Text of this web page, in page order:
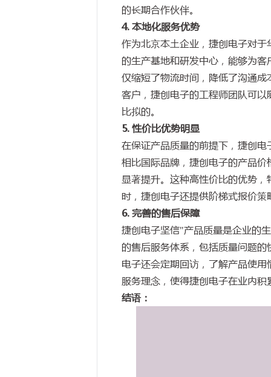
的长期合作伙伴。
4. 本地化服务优势
作为北京本土企业，捷创电子对
的生产基地和研发中心，能够为
仅缩短了物流时间，降低了沟通
客户，捷创电子的工程师团队可
比拟的。
5. 性价比优势明显
在保证产品质量的前提下，捷创
相比国际品牌，捷创电子的产品
显著提升。这种高性价比的优势
时，捷创电子还提供阶梯式报价
6. 完善的售后保障
捷创电子坚信"产品质量是企业的
的售后服务体系，包括质量问题
电子还会定期回访，了解产品使
服务理念，使得捷创电子在业内积
结语：